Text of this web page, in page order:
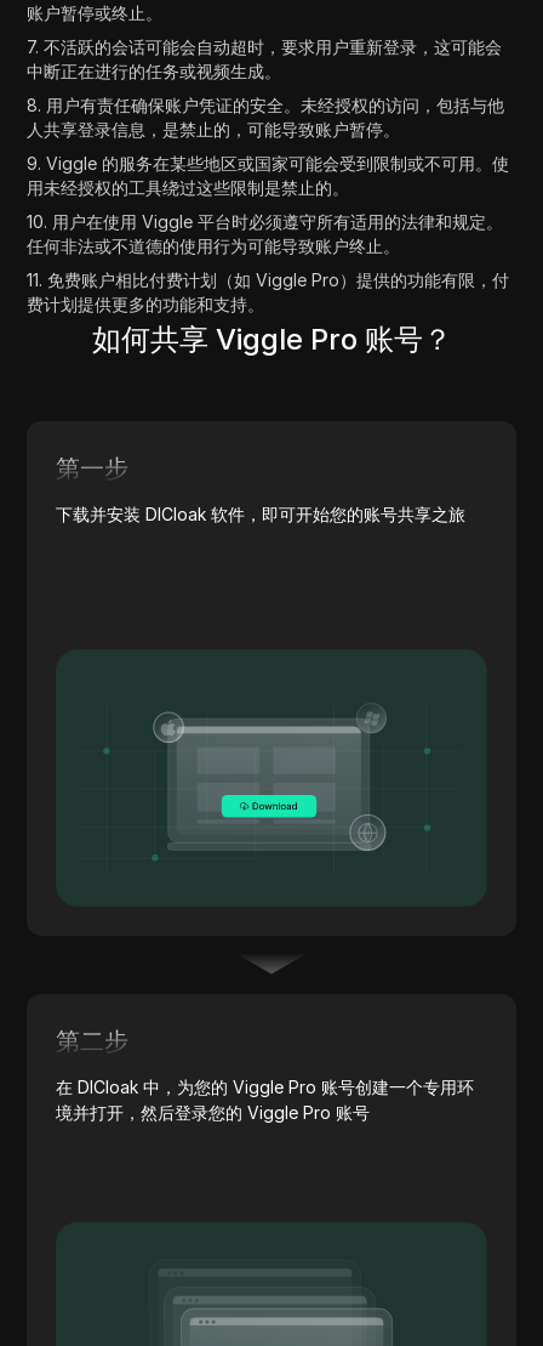
账户暂停或终止。
7. 不活跃的会话可能会自动超时，要求用户重新登录，这可能会
中断正在进行的任务或视频生成。
8. 用户有责任确保账户凭证的安全。未经授权的访问，包括与他
人共享登录信息，是禁止的，可能导致账户暂停。
9. Viggle 的服务在某些地区或国家可能会受到限制或不可用。使
用未经授权的工具绕过这些限制是禁止的。
10. 用户在使用 Viggle 平台时必须遵守所有适用的法律和规定。
任何非法或不道德的使用行为可能导致账户终止。
11. 免费账户相比付费计划（如 Viggle Pro）提供的功能有限，付
费计划提供更多的功能和支持。
如何共享 Viggle Pro 账号？
第一步
下载并安装 DICloak 软件，即可开始您的账号共享之旅
第二步
在 DICloak 中，为您的 Viggle Pro 账号创建一个专用环
境并打开，然后登录您的 Viggle Pro 账号